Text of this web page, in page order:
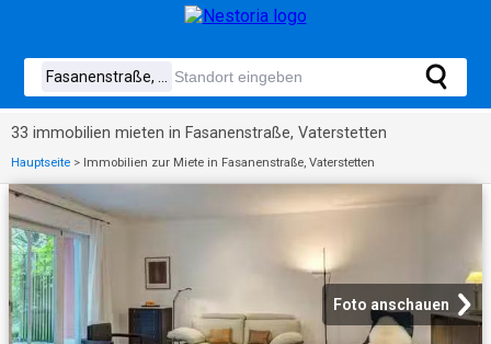
33 immobilien mieten in Fasanenstraße, Vaterstetten
Hauptseite > Immobilien zur Miete in Fasanenstraße, Vaterstetten
Foto anschauen